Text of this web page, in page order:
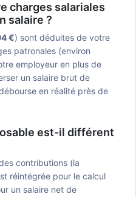
charges salariales
salaire ?
€) sont déduites de votre
patronales (environ
employeur en plus de
un salaire brut de
en réalité près de
est-il différent
contributions (la
réintégrée pour le calcul
un salaire net de